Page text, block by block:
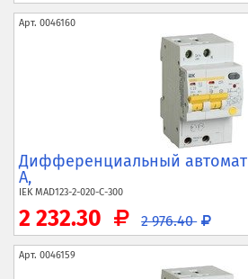
Арт. 0046160
Дифференциальный автомат
A,
IEKMAD123-2-020-C-300
2 232.30 2 976.40
Арт. 0046159